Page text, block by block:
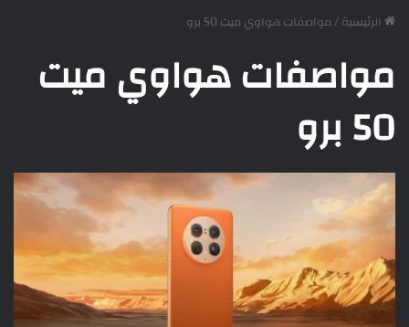
الرئيسية/مواصفات هواوي ميت 50 برو
مواصفات هواوي ميت
50 برو